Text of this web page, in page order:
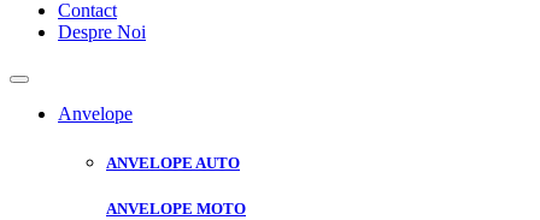
Contact
Despre Noi
Anvelope
ANVELOPE AUTO
ANVELOPE MOTO